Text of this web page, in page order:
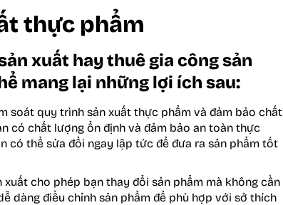
thực phẩm
xuất hay thuê gia công sản
mang lại những lợi ích sau:
soát quy trình sản xuất thực phẩm và đảm bảo chất
có chất lượng ổn định và đảm bảo an toàn thực
có thể sửa đổi ngay lập tức để đưa ra sản phẩm tốt
xuất cho phép bạn thay đổi sản phẩm mà không cần
dàng điều chỉnh sản phẩm để phù hợp với sở thích